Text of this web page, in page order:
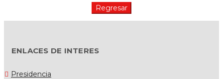
ENLACES DE INTERES
Presidencia